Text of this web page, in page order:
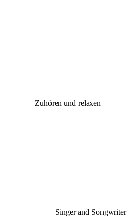
Zuhören und relaxen
Singer and Songwriter